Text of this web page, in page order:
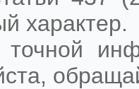
характер.
точной